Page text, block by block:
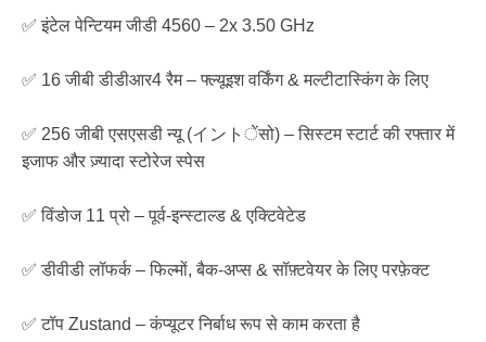
✅ इंटेल पेन्टियम जीडी 4560 – 2x 3.50 GHz
✅ 16 जीबी डीडीआर4 रैम – फ्ल्यूइश वर्किंग & मल्टीटास्किंग के लिए
✅ 256 जीबी एसएसडी न्यू (イントेंसो) – सिस्टम स्टार्ट की रफ्तार में
इजाफ और ज़्यादा स्टोरेज स्पेस
✅ विंडोज 11 प्रो – पूर्व-इन्स्टाल्ड & एक्टिवेटेड
✅ डीवीडी लॉफर्क – फिल्मों, बैक-अप्स & सॉफ़्टवेयर के लिए परफ़ेक्ट
✅ टॉप Zustand – कंप्यूटर निर्बाध रूप से काम करता है